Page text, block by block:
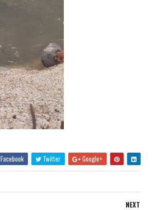
Facebook Twitter Google+
NEXT